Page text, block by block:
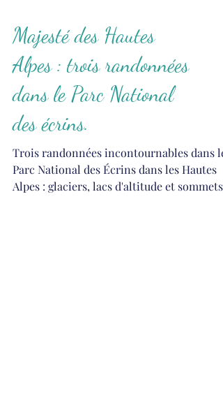
Majesté des Hautes
Alpes : trois randonnées
dans le Parc National
des écrins.